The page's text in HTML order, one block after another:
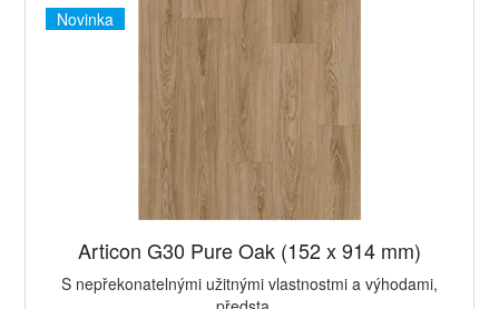
Novinka
Articon G30 Pure Oak (152 x 914 mm)
​S nepřekonatelnými užitnými vlastnostmi a výhodami,